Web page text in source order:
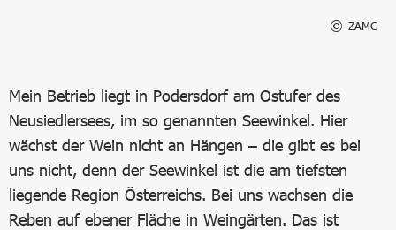
ZAMG
Mein Betrieb liegt in Podersdorf am Ostufer des
Neusiedlersees, im so genannten Seewinkel. Hier
wächst der Wein nicht an Hängen – die gibt es bei
uns nicht, denn der Seewinkel ist die am tiefsten
liegende Region Österreichs. Bei uns wachsen die
Reben auf ebener Fläche in Weingärten. Das ist